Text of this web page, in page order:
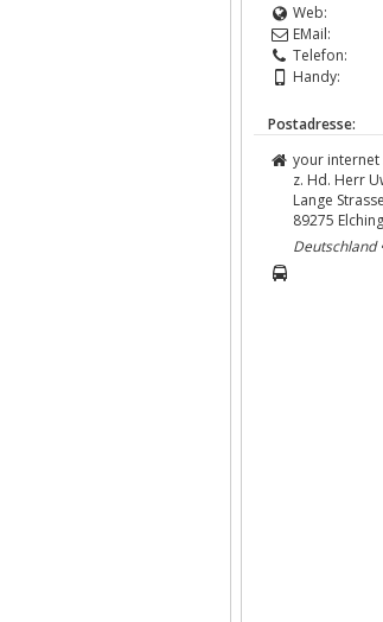
Web:
EMail:
Telefon:
Handy:
Postadresse:
your internet
z. Hd. Herr
Lange
89275
Deutschland